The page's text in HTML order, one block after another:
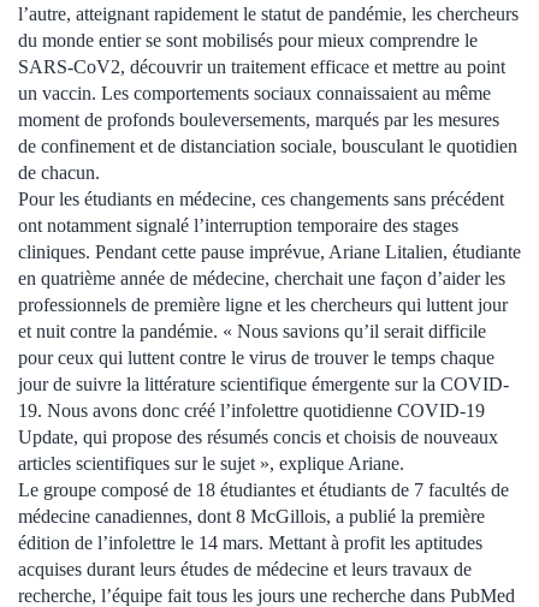
l’autre, atteignant rapidement le statut de pandémie, les chercheurs
du monde entier se sont mobilisés pour mieux comprendre le
SARS-CoV2, découvrir un traitement efficace et mettre au point
un vaccin. Les comportements sociaux connaissaient au même
moment de profonds bouleversements, marqués par les mesures
de confinement et de distanciation sociale, bousculant le quotidien
de chacun.
Pour les étudiants en médecine, ces changements sans précédent
ont notamment signalé l’interruption temporaire des stages
cliniques. Pendant cette pause imprévue, Ariane Litalien, étudiante
en quatrième année de médecine, cherchait une façon d’aider les
professionnels de première ligne et les chercheurs qui luttent jour
et nuit contre la pandémie. « Nous savions qu’il serait difficile
pour ceux qui luttent contre le virus de trouver le temps chaque
jour de suivre la littérature scientifique émergente sur la COVID-
19. Nous avons donc créé l’infolettre quotidienne COVID-19
Update, qui propose des résumés concis et choisis de nouveaux
articles scientifiques sur le sujet », explique Ariane.
Le groupe composé de 18 étudiantes et étudiants de 7 facultés de
médecine canadiennes, dont 8 McGillois, a publié la première
édition de l’infolettre le 14 mars. Mettant à profit les aptitudes
acquises durant leurs études de médecine et leurs travaux de
recherche, l’équipe fait tous les jours une recherche dans PubMed